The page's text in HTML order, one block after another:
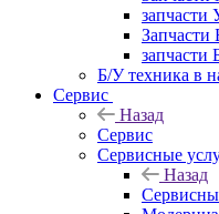
Запчасти
запчасти
Б/У техника в
Сервис
Назад
Сервис
Сервисные
Назад